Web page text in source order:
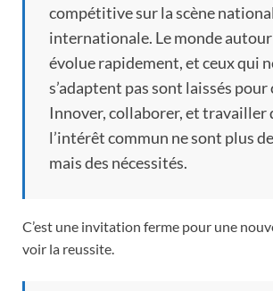
compétitive sur la scène
internationale. Le monde autour
évolue rapidement, et ceux qui
s’adaptent pas sont laissés pour
Innover, collaborer, et travailler
l’intérêt commun ne sont plus
mais des nécessités.
C’est une invitation ferme pour une
voir la reussite.